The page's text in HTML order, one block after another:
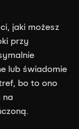
jaki możesz
przy
lub świadomie
bo to ono
na